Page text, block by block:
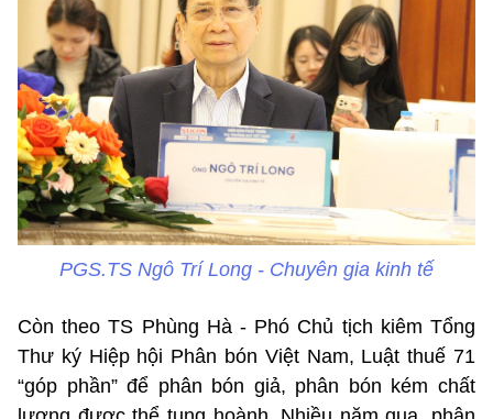
PGS.TS Ngô Trí Long - Chuyên gia kinh tế
Còn theo TS Phùng Hà - Phó Chủ tịch kiêm Tổng
Thư ký Hiệp hội Phân bón Việt Nam, Luật thuế 71
“góp phần” để phân bón giả, phân bón kém chất